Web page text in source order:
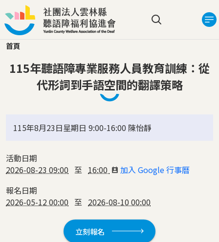
移至主內容
搜尋選單
首頁
115年聽語障專業服務人員教育訓練：從
代形詞到手語空間的翻譯策略
115年8月23日星期日 9:00-16:00 陳怡靜
活動日期
2026-08-23 09:00 至 16:00
加入 Google 行事曆
報名日期
2026-05-12 00:00 至 2026-08-10 00:00
立刻報名